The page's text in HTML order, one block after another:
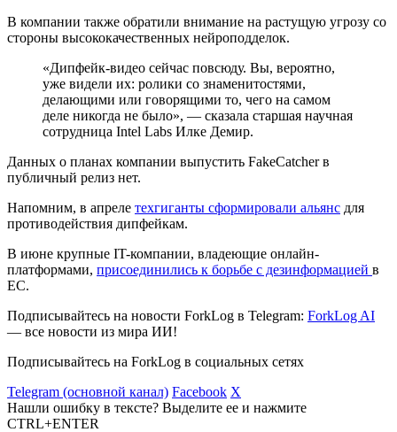
В компании также обратили внимание на растущую угрозу со
стороны высококачественных нейроподделок.
«Дипфейк-видео сейчас повсюду. Вы, вероятно,
уже видели их: ролики со знаменитостями,
делающими или говорящими то, чего на самом
деле никогда не было», — сказала старшая научная
сотрудница Intel Labs Илке Демир.
Данных о планах компании выпустить FakeCatcher в
публичный релиз нет.
Напомним, в апреле техгиганты сформировали альянс для
противодействия дипфейкам.
В июне крупные IT-компании, владеющие онлайн-
платформами, присоединились к борьбе с дезинформацией в
ЕС.
Подписывайтесь на новости ForkLog в Telegram: ForkLog AI
— все новости из мира ИИ!
Подписывайтесь на ForkLog в социальных сетях
Telegram (основной канал) Facebook X
Нашли ошибку в тексте? Выделите ее и нажмите
CTRL+ENTER